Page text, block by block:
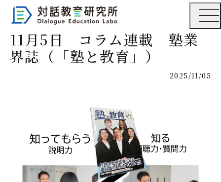
11月5日 コラム連載 塾業
界誌（「塾と教育」）
2025/11/05